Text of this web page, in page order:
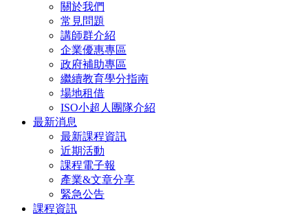
關於我們
常見問題
講師群介紹
企業優惠專區
政府補助專區
繼續教育學分指南
場地租借
ISO小超人團隊介紹
最新消息
最新課程資訊
近期活動
課程電子報
產業&文章分享
緊急公告
課程資訊